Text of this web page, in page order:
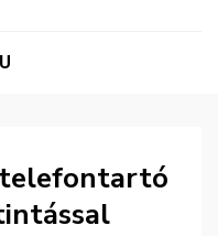
telefontartó